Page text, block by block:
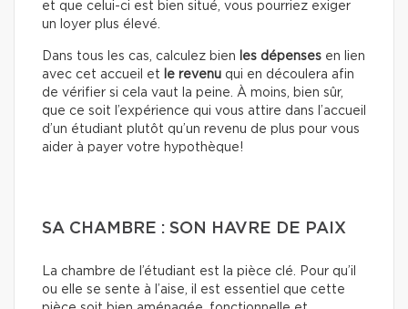
et que celui-ci est bien situé, vous pourriez exiger
un loyer plus élevé.
Dans tous les cas, calculez bien les dépenses en lien
avec cet accueil et
le revenu qui en découlera afin
de vérifier si cela vaut la peine. À moins, bien sûr,
que ce soit l’expérience qui vous attire dans l’accueil
d’un étudiant plutôt qu’un revenu de plus pour vous
aider à payer votre hypothèque!
SA CHAMBRE : SON HAVRE DE PAIX
La chambre de l’étudiant est la pièce clé. Pour qu’il
ou elle se sente à l’aise, il est essentiel que cette